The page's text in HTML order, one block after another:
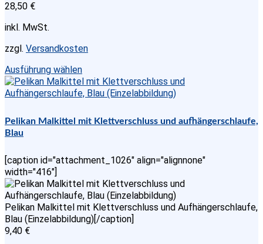
28,50 €
inkl. MwSt.
zzgl. Versandkosten
Ausführung wählenDieses
Produkt
weist
Varianten
auf.
können
der
Produktseite
gewählt
werden
Pelikan Malkittel mit Klettverschluss und aufhängerschlaufe,
Blau
[caption id="attachment_1026" align="alignnone"
width="416"]
Pelikan Malkittel mit Klettverschluss und Aufhängerschlaufe,
Blau (Einzelabbildung)[/caption]
9,40 €